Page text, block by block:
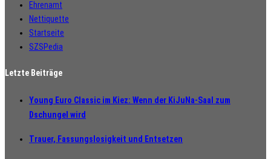
Ehrenamt
Nettiquette
Startseite
SZSPedia
Letzte Beiträge
Young Euro Classic im Kiez: Wenn der KiJuNa-Saal zum
Dschungel wird
Trauer, Fassungslosigkeit und Entsetzen